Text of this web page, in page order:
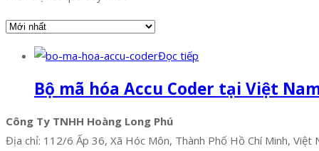
Đọc tiếp
Bộ mã hóa Accu Coder tại Việt
Công Ty TNHH Hoàng Long Phú
Địa chỉ: 112/6 Ấp 36, Xã Hóc Môn, Thành Phố Hồ Chí Minh, Việt